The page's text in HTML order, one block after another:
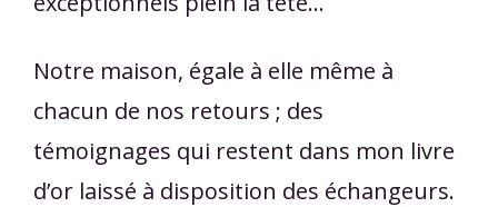
Notre maison, égale à elle même à
chacun de nos retours ; des
témoignages qui restent dans mon livre
d’or laissé à disposition des échangeurs.